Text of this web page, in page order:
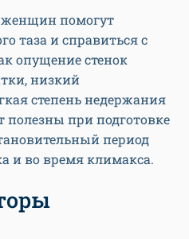
женщин помогут
таза и справиться с
опущение стенок
низкий
степень недержания
при подготовке
период
и во время климакса.